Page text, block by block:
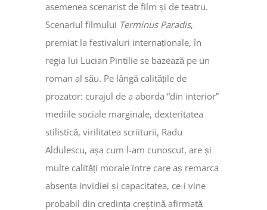
asemenea scenarist de film și de teatru.
Scenariul filmului Terminus Paradis,
premiat la festivaluri internaționale, în
regia lui Lucian Pintilie se bazează pe un
roman al său. Pe lângă calitățile de
prozator: curajul de a aborda “din interior”
mediile sociale marginale, dexteritatea
stilistică, virilitatea scriiturii, Radu
Aldulescu, așa cum l-am cunoscut, are și
multe calități morale între care aș remarca
absența invidiei și capacitatea, ce-i vine
probabil din credința creștină afirmată